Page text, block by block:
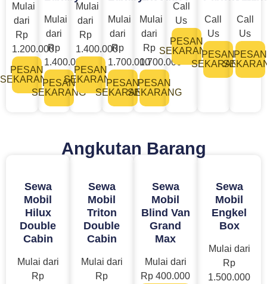
Mulai
dari
Rp
1.200.000
PESAN
SEKARANG
Mulai
dari
Rp
1.400.000
PESAN
SEKARANG
Mulai
dari
Rp
1.400.000
PESAN
SEKARANG
Mulai
dari
Rp
1.700.000
PESAN
SEKARANG
Mulai
dari
Rp
1.700.000
PESAN
SEKARANG
Call
Us
PESAN
SEKARANG
Call
Us
PESAN
SEKARANG
Call
Us
PESAN
Angkutan Barang
Sewa
Mobil
Hilux
Double
Cabin
Mulai dari
Rp
Sewa
Mobil
Triton
Double
Cabin
Mulai dari
Rp
Sewa
Mobil
Blind Van
Grand
Max
Mulai dari
Rp 400.000
Sewa
Mobil
Engkel
Box
Mulai dari
Rp
1.500.000